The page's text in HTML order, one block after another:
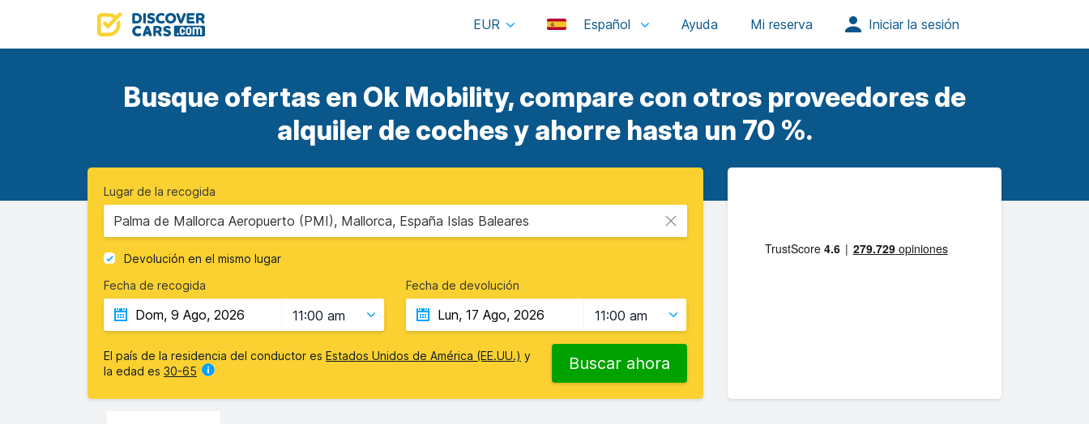
EUR Español
Busque ofertas en Ok Mobility, compare con otros proveedores de
alquiler de coches y ahorre hasta un 70 %.
Lugar de la recogida
Palma de Mallorca Aeropuerto (PMI), Mallorca, España Islas Baleares
Devolución en el mismo lugar
Fecha de recogida
11:00 am
Fecha de devolución
11:00 am
El país de la residencia del conductor es Estados Unidos de América (EE.UU.) y
la edad es 30-65 Buscar ahora